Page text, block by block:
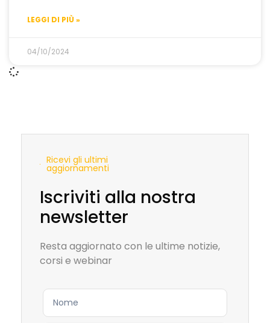
LEGGI DI PIÙ »
04/10/2024
Ricevi gli ultimi
aggiornamenti
Iscriviti alla nostra
newsletter
Resta aggiornato con le ultime notizie,
corsi e webinar